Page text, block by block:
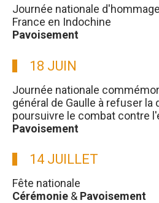
Journée nationale
France en Indochine
Pavoisement
18 JUIN
Journée nationale
général de Gaulle à refuser la
poursuivre le combat contre
Pavoisement
14 JUILLET
Fête nationale
Cérémonie & Pavoisement